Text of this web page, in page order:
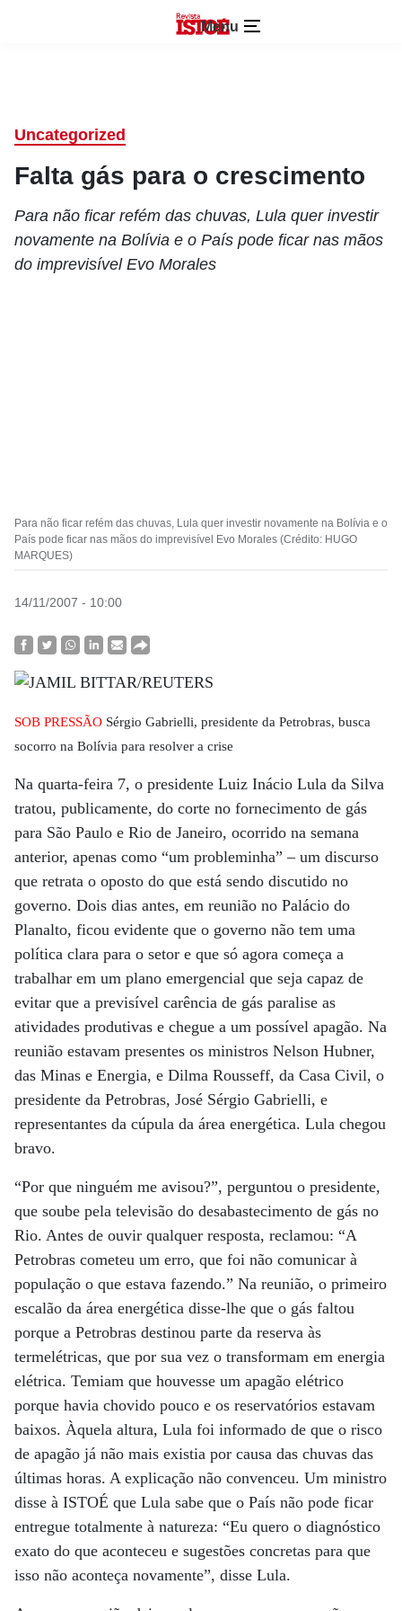
Menu
Uncategorized
Falta gás para o crescimento
Para não ficar refém das chuvas, Lula quer investir
novamente na Bolívia e o País pode ficar nas mãos
do imprevisível Evo Morales
Para não ficar refém das chuvas, Lula quer investir novamente na Bolívia e o
País pode ficar nas mãos do imprevisível Evo Morales (Crédito: HUGO
MARQUES)
14/11/2007 - 10:00
SOB PRESSÃO Sérgio Gabrielli, presidente da Petrobras, busca
socorro na Bolívia para resolver a crise
Na quarta-feira 7, o presidente Luiz Inácio Lula da Silva
tratou, publicamente, do corte no fornecimento de gás
para São Paulo e Rio de Janeiro, ocorrido na semana
anterior, apenas como “um probleminha” – um discurso
que retrata o oposto do que está sendo discutido no
governo. Dois dias antes, em reunião no Palácio do
Planalto, ficou evidente que o governo não tem uma
política clara para o setor e que só agora começa a
trabalhar em um plano emergencial que seja capaz de
evitar que a previsível carência de gás paralise as
atividades produtivas e chegue a um possível apagão. Na
reunião estavam presentes os ministros Nelson Hubner,
das Minas e Energia, e Dilma Rousseff, da Casa Civil, o
presidente da Petrobras, José Sérgio Gabrielli, e
representantes da cúpula da área energética. Lula chegou
bravo.
“Por que ninguém me avisou?”, perguntou o presidente,
que soube pela televisão do desabastecimento de gás no
Rio. Antes de ouvir qualquer resposta, reclamou: “A
Petrobras cometeu um erro, que foi não comunicar à
população o que estava fazendo.” Na reunião, o primeiro
escalão da área energética disse-lhe que o gás faltou
porque a Petrobras destinou parte da reserva às
termelétricas, que por sua vez o transformam em energia
elétrica. Temiam que houvesse um apagão elétrico
porque havia chovido pouco e os reservatórios estavam
baixos. Àquela altura, Lula foi informado de que o risco
de apagão já não mais existia por causa das chuvas das
últimas horas. A explicação não convenceu. Um ministro
disse à ISTOÉ que Lula sabe que o País não pode ficar
entregue totalmente à natureza: “Eu quero o diagnóstico
exato do que aconteceu e sugestões concretas para que
isso não aconteça novamente”, disse Lula.